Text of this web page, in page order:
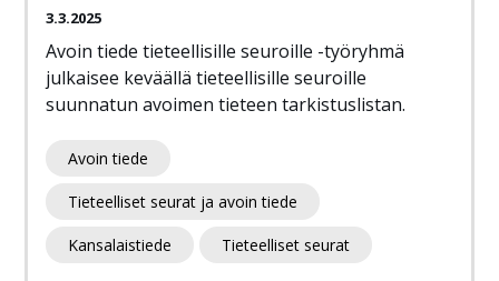
3.3.2025
Avoin tiede tieteellisille seuroille -työryhmä
julkaisee keväällä tieteellisille seuroille
suunnatun avoimen tieteen tarkistuslistan.
Avoin tiede
Tieteelliset seurat ja avoin tiede
Kansalaistiede Tieteelliset seurat